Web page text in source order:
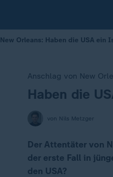
New Orleans: Haben die USA ein
Anschlag von New
:Haben die
von Nils Metzger
Der Attentäter von
der erste Fall in
den USA?